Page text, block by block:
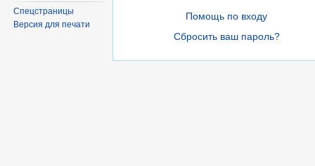
Помощь по входу
Сбросить ваш пароль?
Спецстраницы
Версия для печати